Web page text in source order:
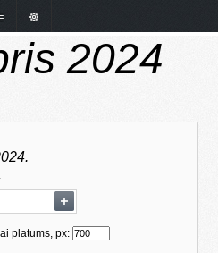
2024
platums, px: